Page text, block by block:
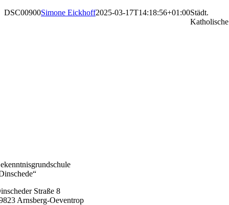
DSC00900Simone Eickhoff2025-03-17T14:18:56+01:00Städt.
Katholische
Straße 8
Arnsberg-Oeventrop